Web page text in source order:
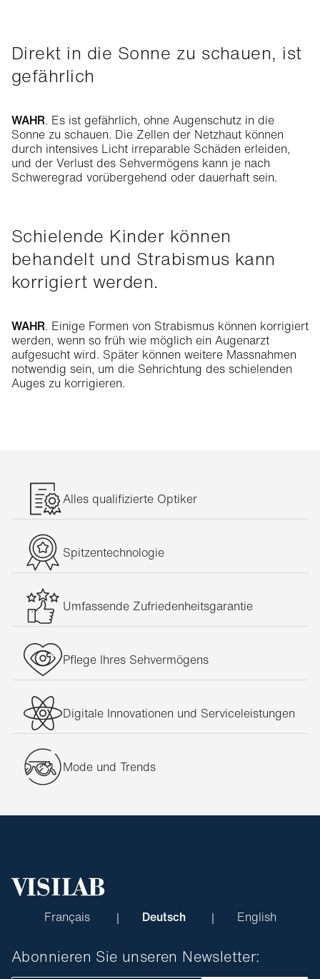
Direkt in die Sonne zu schauen, ist
gefährlich
WAHR. Es ist gefährlich, ohne Augenschutz in die
Sonne zu schauen. Die Zellen der Netzhaut können
durch intensives Licht irreparable Schäden erleiden,
und der Verlust des Sehvermögens kann je nach
Schweregrad vorübergehend oder dauerhaft sein.
Schielende Kinder können
behandelt und Strabismus kann
korrigiert werden.
WAHR. Einige Formen von Strabismus können korrigiert
werden, wenn so früh wie möglich ein Augenarzt
aufgesucht wird. Später können weitere Massnahmen
notwendig sein, um die Sehrichtung des schielenden
Auges zu korrigieren.
Alles qualifizierte Optiker
Spitzentechnologie
Umfassende Zufriedenheitsgarantie
Pflege Ihres Sehvermögens
Digitale Innovationen und Serviceleistungen
Mode und Trends
Français Deutsch English
Abonnieren Sie unseren Newsletter: